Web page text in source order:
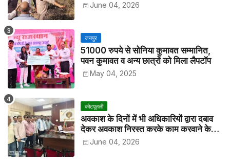
June 04, 2026
जयपुर
51000 रुपये से सोनिया कुमावत सम्मानित,
पवन कुमावत व अन्य छात्रों को मिला लैपटॉप
May 04, 2025
कोटपूतली
अवकाश के दिनों में भी अधिकारियों द्वारा दबाव
देकर अवकाश निरस्त करके काम करवाने के
विरोध में कर्मचारियों ने जिला कलेक्टर को सीएस
June 04, 2026